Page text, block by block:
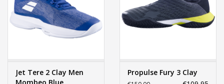
Jet Tere 2 Clay Men
Propulse Fury 3 Clay